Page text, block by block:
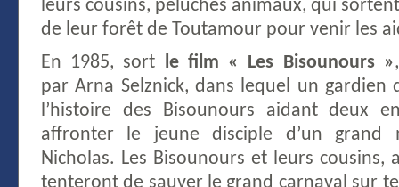
leurs cousins, peluches animaux, qui
de leur forêt de Toutamour pour venir les
En 1985, sort le film « Les Bisounours »
par Arna Selznick, dans lequel un gardien
l’histoire des Bisounours aidant deux
affronter le jeune disciple d’un grand
Nicholas. Les Bisounours et leurs cousins,
tenteront de sauver le grand carnaval sur